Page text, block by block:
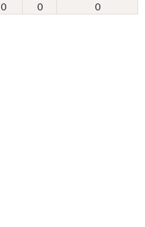
0 0 0